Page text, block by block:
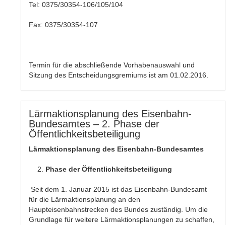
Tel: 0375/30354-106/105/104
Fax: 0375/30354-107
Termin für die abschließende Vorhabenauswahl und
Sitzung des Entscheidungsgremiums ist am 01.02.2016.
Lärmaktionsplanung des Eisenbahn-
Bundesamtes – 2. Phase der
Öffentlichkeitsbeteiligung
Lärmaktionsplanung des Eisenbahn-Bundesamtes
Phase der Öffentlichkeitsbeteiligung
Seit dem 1. Januar 2015 ist das Eisenbahn-Bundesamt
für die Lärmaktionsplanung an den
Haupteisenbahnstrecken des Bundes zuständig. Um die
Grundlage für weitere Lärmaktionsplanungen zu schaffen,